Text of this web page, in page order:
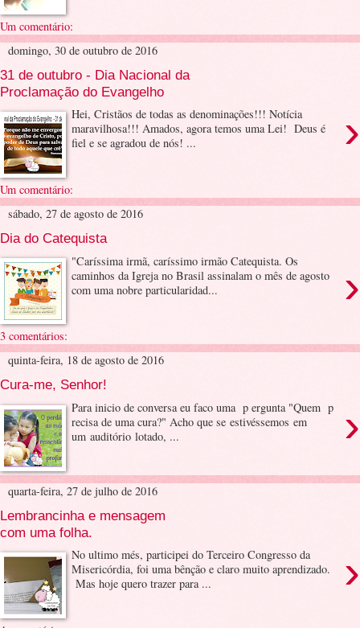
Um comentário:
domingo, 30 de outubro de 2016
31 de outubro - Dia Nacional da
Proclamação do Evangelho
›
Hei, Cristãos de todas as denominações!!! Notícia
maravilhosa!!! Amados, agora temos uma Lei! Deus é
fiel e se agradou de nós! ...
Um comentário:
sábado, 27 de agosto de 2016
Dia do Catequista
›
"Caríssima irmã, caríssimo irmão Catequista. Os
caminhos da Igreja no Brasil assinalam o mês de agosto
com uma nobre particularidad...
3 comentários:
quinta-feira, 18 de agosto de 2016
Cura-me, Senhor!
›
Para inicio de conversa eu faco uma p ergunta "Quem p
recisa de uma cura?" Acho que se estivéssemos em
um auditório lotado, ...
quarta-feira, 27 de julho de 2016
Lembrancinha e mensagem
com uma folha.
›
No ultimo més, participei do Terceiro Congresso da
Misericórdia, foi uma bênção e claro muito aprendizado.
Mas hoje quero trazer para ...